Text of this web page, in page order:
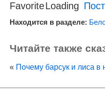
Находится в разделе:
Читайте также
« Почему барсук и лиса в